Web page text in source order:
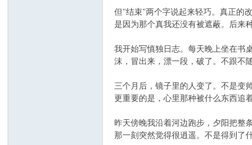
但"结束"两个字说起来轻巧。真正的
是因为那个真我还没有被遮蔽。后来
我开始写慎独日志。每天晚上坐在书
沫，冒出来，漂一段，破了。不跟不
三个月后，镜子里的人变了。不是变
更重要的是，心里那种被什么东西追
昨天傍晚我沿着河边跑步，夕阳把整
那一刻突然觉得很逍遥。不是得到了